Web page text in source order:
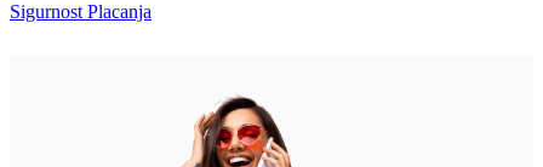
Sigurnost Placanja